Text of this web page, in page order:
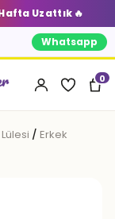
Uzattık 🔥
Whatsapp
0
/ Erkek